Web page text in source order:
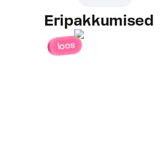
Eripakkumised
loos